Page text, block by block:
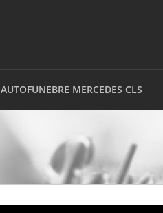
AUTOFUNEBRE MERCEDES CLS